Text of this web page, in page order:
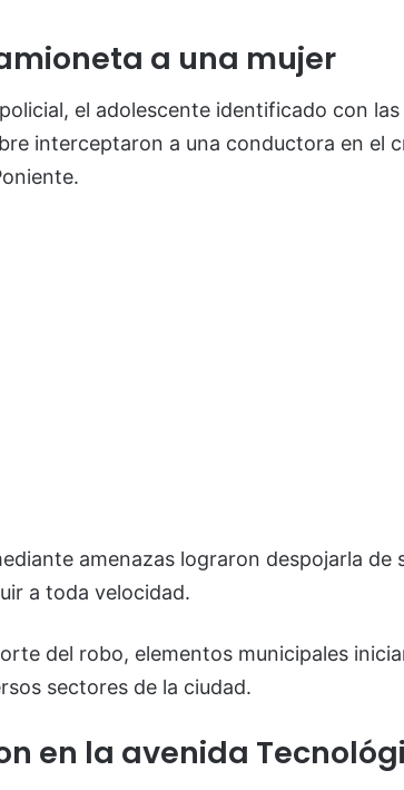
a una mujer
el adolescente identificado con las
interceptaron a una conductora en el
amenazas lograron despojarla de
a toda velocidad.
del robo, elementos municipales
sectores de la ciudad.
en la avenida